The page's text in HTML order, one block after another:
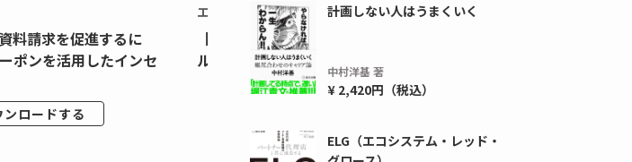
料請求を促進するに
ポンを活用したインセ
ンロードする
エムディーピー
【月間1,000万本以上の配布実績！】デジタ
ルクーポンを活用した販促キャンペーンを...
ダウンロードする
計画しない人はうまくいく
中村洋基 著
¥ 2,420円（税込）
ELG（エコシステム・レッド・